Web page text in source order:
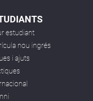
estudiant
nou ingrés
i ajuts